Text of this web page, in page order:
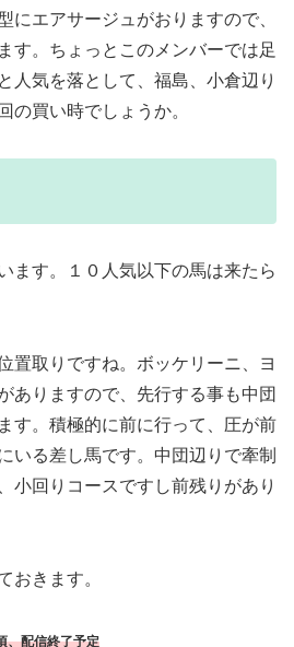
にエアサージュがおりますので、
す。ちょっとこのメンバーでは足
人気を落として、福島、小倉辺り
の買い時でしょうか。
ます。１０人気以下の馬は来たら
置取りですね。ボッケリーニ、ヨ
ありますので、先行する事も中団
す。積極的に前に行って、圧が前
いる差し馬です。中団辺りで牽制
小回りコースですし前残りがあり
おきます。
、配信終了予定